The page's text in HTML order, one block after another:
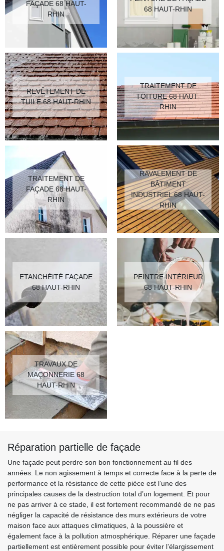
FAÇADE 68 HAUT-
RHIN
68 HAUT-RHIN
REVÊTEMENT DE
TUILE 68 HAUT-RHIN
TRAITEMENT DE
TOITURE 68 HAUT-
RHIN
TRAITEMENT DE
FAÇADE 68 HAUT-
RHIN
RAVALEMENT DE
BÂTIMENT
INDUSTRIEL 68 HAUT-
RHIN
ETANCHÉITÉ FAÇADE
68 HAUT-RHIN
PEINTRE INTÉRIEUR
68 HAUT-RHIN
TRAVAUX DE
MAÇONNERIE 68
HAUT-RHIN
Réparation partielle de façade
Une façade peut perdre son bon fonctionnement au fil des
années. Le non agissement à temps et correcte face à la perte de
performance et la résistance de cette pièce est l’une des
principales causes de la destruction total d’un logement. Et pour
ne pas arriver à ce stade, il est fortement recommandé de ne pas
négliger la capacité de résistance des murs extérieurs de votre
maison face aux attaques climatiques, à la poussière et
également face à la pollution atmosphérique. Réparer une façade
partiellement est entièrement possible pour éviter l’élargissement